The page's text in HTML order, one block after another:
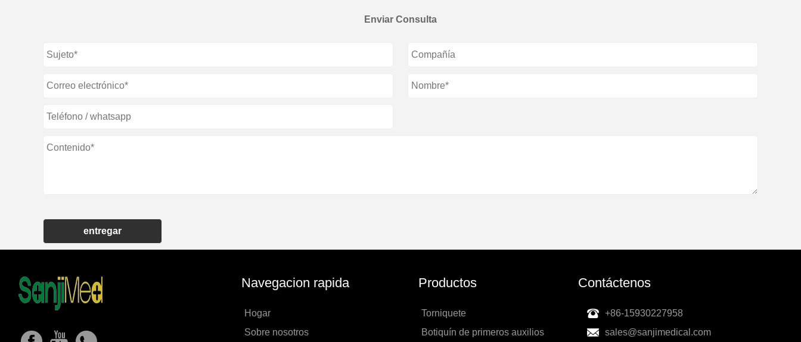
Enviar Consulta
entregar
Navegacion rapida
Hogar
Sobre nosotros
Productos
Torniquete
Botiquín de primeros auxilios
Contáctenos
+86-15930227958
sales@sanjimedical.com